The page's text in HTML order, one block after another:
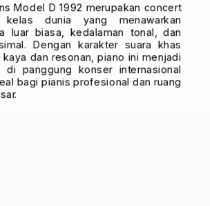
Model D 1992 merupakan concert
dunia yang menawarkan
luar biasa, kedalaman tonal, dan
Dengan karakter suara khas
dan resonan, piano ini menjadi
di panggung konser internasional
bagi pianis profesional dan ruang